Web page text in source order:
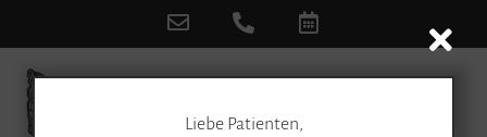
Liebe Patienten,